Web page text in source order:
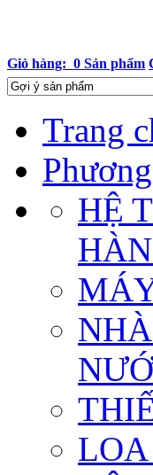
Giỏ hàng: 0 Sản phẩm
Trang
HỆ